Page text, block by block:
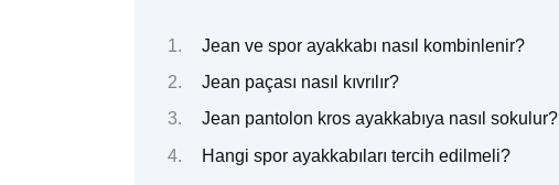
Jean ve spor ayakkabı nasıl kombinlenir?
Jean paçası nasıl kıvrılır?
Jean pantolon kros ayakkabıya nasıl sokulur?
Hangi spor ayakkabıları tercih edilmeli?